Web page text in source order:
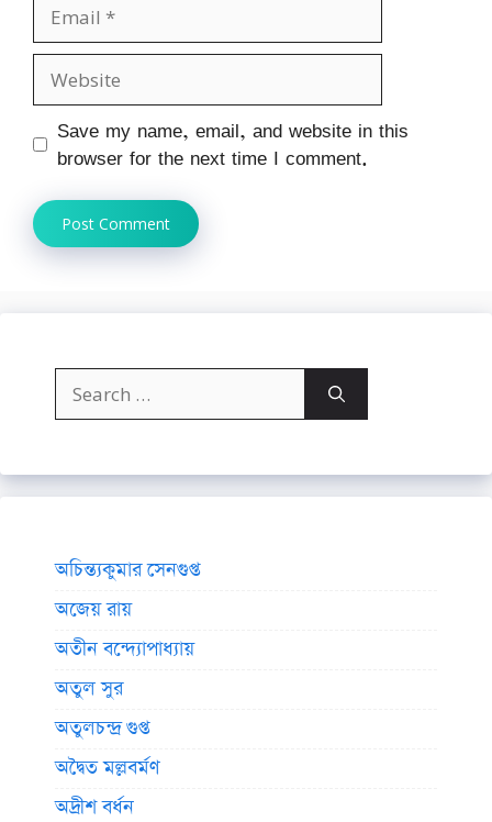
Website
Save my name, email, and website in this
browser for the next time I comment.
Search
for:
অচিন্ত্যকুমার সেনগুপ্ত
অজেয় রায়
অতীন বন্দ্যোপাধ্যায়
অতুল সুর
অতুলচন্দ্র গুপ্ত
অদ্বৈত মল্লবর্মণ
অদ্রীশ বর্ধন